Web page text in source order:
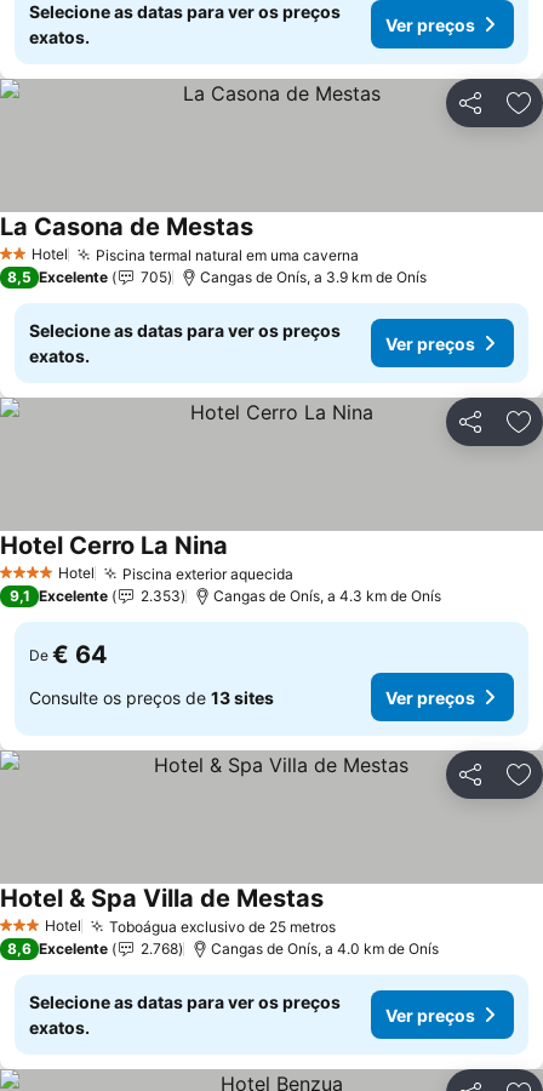
Selecione as datas para ver os preços
exatos.
Ver preços
Partilhar
2 Estrelas
Hotel Piscina termal natural em uma caverna
La Casona de MestasVer preços
8,5 Excelente 705 Cangas de Onís, a 3.9 km de Onís
Selecione as datas para ver os preços
exatos.
Ver preços
Partilhar
4 EstrelasHotel Piscina exterior aquecida
Hotel Cerro La Nina
9,1 Excelente 2.353 Cangas de Onís, a 4.3 km de Onís
De € 64
Consulte os preços de 13 sites Ver preços
Partilhar
3 EstrelasHotel Toboágua exclusivo de 25 metrosVer preços
Hotel & Spa Villa de MestasVer preços
8,6 Excelente 2.768 Cangas de Onís, a 4.0 km de Onís
Selecione as datas para ver os preços
exatos.
Ver preços